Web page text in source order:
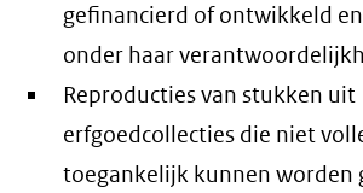
gefinancierd of ontwikkeld
onder haar
Reproducties van stukken uit
erfgoedcollecties die niet
toegankelijk kunnen worden